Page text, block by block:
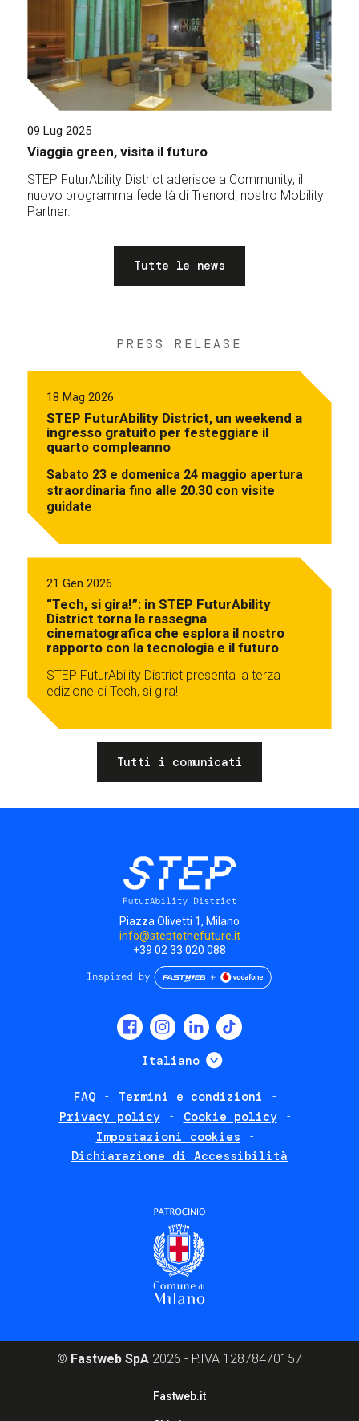
09 Lug 2025
Viaggia green, visita il futuro
STEP FuturAbility District aderisce a Community, il
nuovo programma fedeltà di Trenord, nostro Mobility
Partner.
Tutte le news
PRESS RELEASE
18 Mag 2026
STEP FuturAbility District, un weekend a
ingresso gratuito per festeggiare il
quarto compleanno
Sabato 23 e domenica 24 maggio apertura
straordinaria fino alle 20.30 con visite
guidate
21 Gen 2026
“Tech, si gira!”: in STEP FuturAbility
District torna la rassegna
cinematografica che esplora il nostro
rapporto con la tecnologia e il futuro
STEP FuturAbility District presenta la terza
edizione di Tech, si gira!
Tutti i comunicati
Piazza Olivetti 1, Milano
info@steptothefuture.it
+39 02 33 020 088
Italiano Mostra ulteriori
FAQ
Termini e condizioni
Privacy policy
Cookie policy
Impostazioni cookies
Dichiarazione di Accessibilità
© Fastweb SpA 2026 - P.IVA 12878470157
Fastweb.it